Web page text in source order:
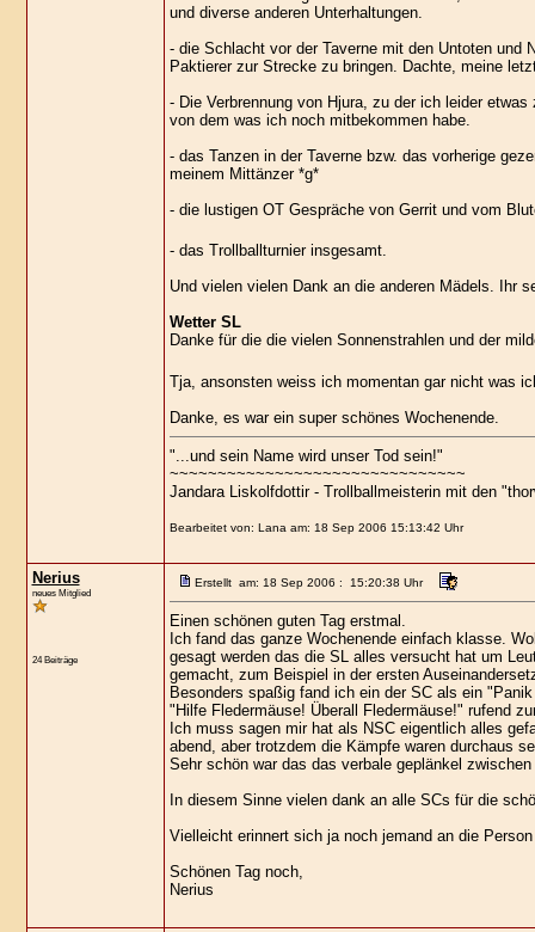
und diverse anderen Unterhaltungen.
- die Schlacht vor der Taverne mit den Untoten und
Paktierer zur Strecke zu bringen. Dachte, meine
- Die Verbrennung von Hjura, zu der ich leider
von dem was ich noch mitbekommen habe.
- das Tanzen in der Taverne bzw. das vorherige
meinem Mittänzer *g*
- die lustigen OT Gespräche von Gerrit und vom
- das Trollballturnier insgesamt.
Und vielen vielen Dank an die anderen Mädels. Ihr
Wetter SL
Danke für die die vielen Sonnenstrahlen und der
Tja, ansonsten weiss ich momentan gar nicht was
Danke, es war ein super schönes Wochenende.
"...und sein Name wird unser Tod sein!"
~~~~~~~~~~~~~~~~~~~~~~~~~~~~~~~
Jandara Liskolfdottir - Trollballmeisterin mit den
Bearbeitet von: Lana am: 18 Sep 2006 15:13:42 Uhr
Nerius
neues Mitglied
24 Beiträge
Erstellt am: 18 Sep 2006 : 15:20:38 Uhr
Einen schönen guten Tag erstmal.
Ich fand das ganze Wochenende einfach klasse.
gesagt werden das die SL alles versucht hat um
gemacht, zum Beispiel in der ersten
Besonders spaßig fand ich ein der SC als ein
"Hilfe Fledermäuse! Überall Fledermäuse!" rufend
Ich muss sagen mir hat als NSC eigentlich alles
abend, aber trotzdem die Kämpfe waren durchaus
Sehr schön war das das verbale geplänkel
In diesem Sinne vielen dank an alle SCs für die
Vielleicht erinnert sich ja noch jemand an die
Schönen Tag noch,
Nerius